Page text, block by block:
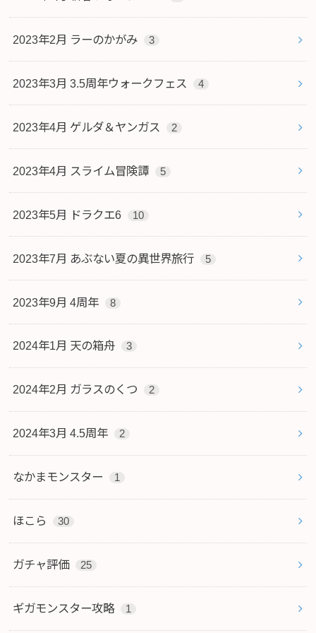
2023年2月 ラーのかがみ 3
2023年3月 3.5周年ウォークフェス 4
2023年4月 ゲルダ＆ヤンガス 2
2023年4月 スライム冒険譚 5
2023年5月 ドラクエ6 10
2023年7月 あぶない夏の異世界旅行 5
2023年9月 4周年 8
2024年1月 天の箱舟 3
2024年2月 ガラスのくつ 2
2024年3月 4.5周年 2
なかまモンスター 1
ほこら 30
ガチャ評価 25
ギガモンスター攻略 1